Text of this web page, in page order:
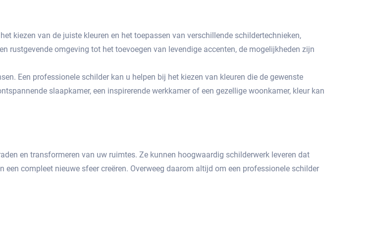
kiezen van de juiste kleuren en het toepassen van verschillende schildertechnieken,
rustgevende omgeving tot het toevoegen van levendige accenten, de mogelijkheden zijn
Een professionele schilder kan u helpen bij het kiezen van kleuren die de gewenste
slaapkamer, een inspirerende werkkamer of een gezellige woonkamer, kleur kan
en transformeren van uw ruimtes.​ Ze kunnen hoogwaardig schilderwerk leveren dat
compleet nieuwe sfeer creëren.​ Overweeg daarom altijd om een professionele schilder